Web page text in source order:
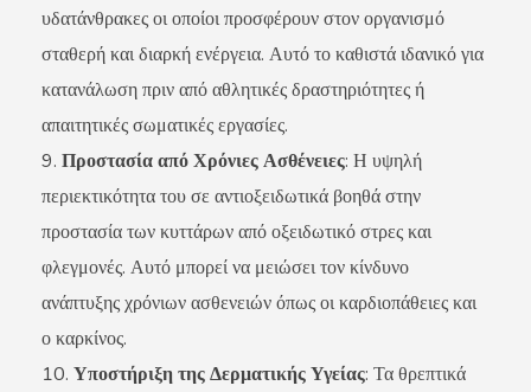
υδατάνθρακες οι οποίοι προσφέρουν στον οργανισμό
σταθερή και διαρκή ενέργεια. Αυτό το καθιστά ιδανικό για
κατανάλωση πριν από αθλητικές δραστηριότητες ή
απαιτητικές σωματικές εργασίες.
Προστασία από Χρόνιες Ασθένειες: Η υψηλή
περιεκτικότητα του σε αντιοξειδωτικά βοηθά στην
προστασία των κυττάρων από οξειδωτικό στρες και
φλεγμονές. Αυτό μπορεί να μειώσει τον κίνδυνο
ανάπτυξης χρόνιων ασθενειών όπως οι καρδιοπάθειες και
ο καρκίνος.
Υποστήριξη της Δερματικής Υγείας: Τα θρεπτικά